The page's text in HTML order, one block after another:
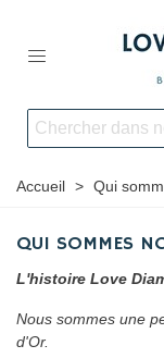
Accueil > Qui
QUI SOMMES
L'histoire Love
Nous sommes une
d'Or.